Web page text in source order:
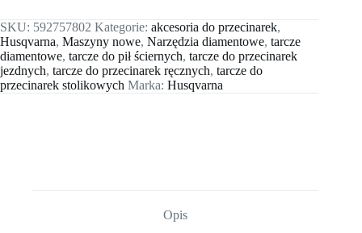
SKU: 592757802 Kategorie: akcesoria do przecinarek,
Husqvarna, Maszyny nowe, Narzędzia diamentowe, tarcze
diamentowe, tarcze do pił ściernych, tarcze do przecinarek
jezdnych, tarcze do przecinarek ręcznych, tarcze do
przecinarek stolikowych Marka: Husqvarna
Opis